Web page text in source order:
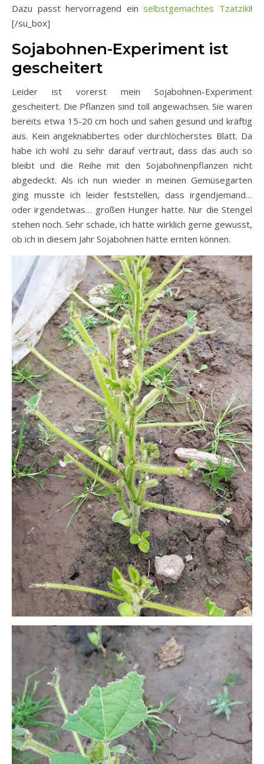
Dazu passt hervorragend einselbstgemachtes Tzatziki!
[/su_box]
Sojabohnen-Experiment ist
gescheitert
Leider ist vorerst mein Sojabohnen-Experiment
gescheitert. Die Pflanzen sind toll angewachsen. Sie waren
bereits etwa 15-20 cm hoch und sahen gesund und kräftig
aus. Kein angeknabbertes oder durchlöcherstes Blatt. Da
habe ich wohl zu sehr darauf vertraut, dass das auch so
bleibt und die Reihe mit den Sojabohnenpflanzen nicht
abgedeckt. Als ich nun wieder in meinen Gemüsegarten
ging musste ich leider feststellen, dass irgendjemand…
oder irgendetwas… großen Hunger hatte. Nur die Stengel
stehen noch. Sehr schade, ich hätte wirklich gerne gewusst,
ob ich in diesem Jahr Sojabohnen hätte ernten können.